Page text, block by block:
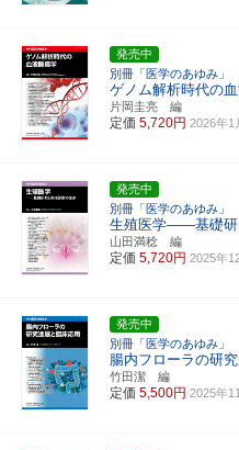
発売中
別冊「医学のあゆみ」
ゲノム解析時代の
片岡圭亮 編
定価 5,720円 2026年1
発売中
別冊「医学のあゆみ」
生殖医学――基礎研
山田満稔 編
定価 5,720円 2025年
発売中
別冊「医学のあゆみ」
腸内フローラの研
竹田潔 編
定価 5,500円 2025年